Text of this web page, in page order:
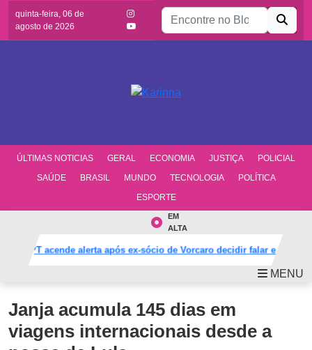
quinta-feira, 06 de
agosto de 2026
Buscar por:
ÚLTIMAS NOTICIAS GERAL ECONOMIA JUSTIÇA
POLICIAL
SAÚDE
BRASIL MUNDO TECNOLOGIA
POLÍTICA
ESPORTE
EM
ALTA
PT acende alerta após ex-sócio de Vorcaro decidir falar e mudar
MENU
Janja acumula 145 dias em
viagens internacionais desde a